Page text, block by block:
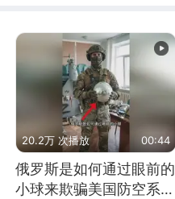
20.2万 次播放 00:44
俄罗斯是如何通过眼前的
小球来欺骗美国防空系统